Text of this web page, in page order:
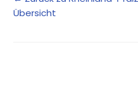
Übersicht